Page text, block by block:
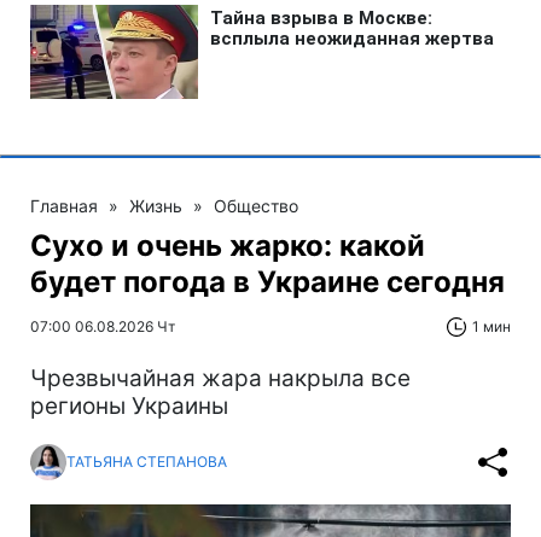
Главная » Жизнь » Общество
Сухо и очень жарко: какой
будет погода в Украине сегодня
07:00 06.08.2026 Чт 1 мин
Чрезвычайная жара накрыла все
регионы Украины
ТАТЬЯНА СТЕПАНОВА